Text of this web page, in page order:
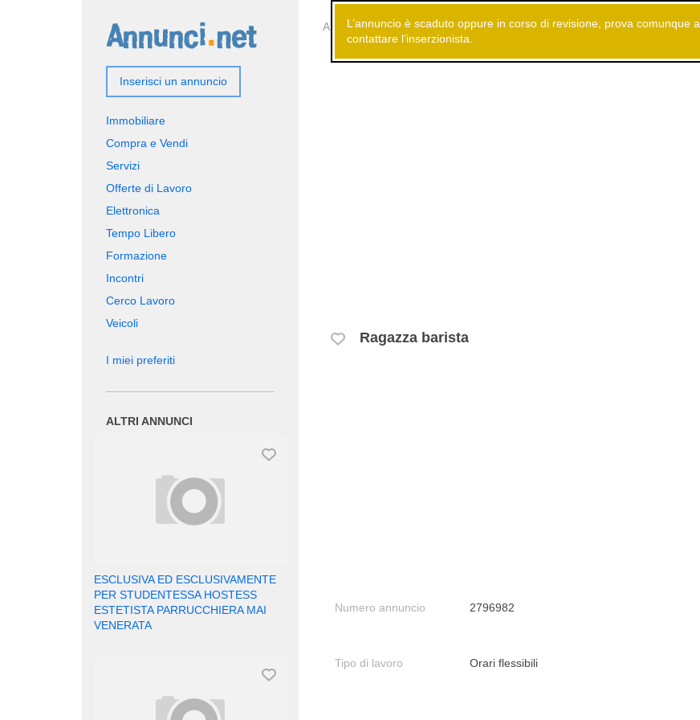
Annunci gratuiti Offerte di Lavoro Bar - Ristorazione
L’annuncio è scaduto oppure in corso di revisione, prova comunque a
contattare l’inserzionista.
Ragazza barista
Numero annuncio 2796982
Tipo di lavoro Orari flessibili
Inserisci un annuncio
Immobiliare
Compra e Vendi
Servizi
Offerte di Lavoro
Elettronica
Tempo Libero
Formazione
Incontri
Cerco Lavoro
Veicoli
I miei preferiti
ALTRI ANNUNCI
ESCLUSIVA ED ESCLUSIVAMENTE
PER STUDENTESSA HOSTESS
ESTETISTA PARRUCCHIERA MAI
VENERATA